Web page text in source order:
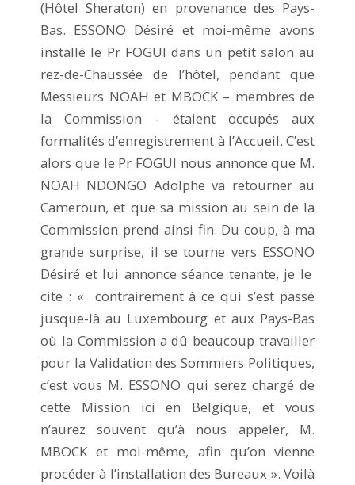
(Hôtel Sheraton) en provenance des Pays-
Bas. ESSONO Désiré et moi-même avons
installé le Pr FOGUI dans un petit salon au
rez-de-Chaussée de l’hôtel, pendant que
Messieurs NOAH et MBOCK – membres de
la Commission - étaient occupés aux
formalités d’enregistrement à l’Accueil. C’est
alors que le Pr FOGUI nous annonce que M.
NOAH NDONGO Adolphe va retourner au
Cameroun, et que sa mission au sein de la
Commission prend ainsi fin. Du coup, à ma
grande surprise, il se tourne vers ESSONO
Désiré et lui annonce séance tenante, je le
cite : « contrairement à ce qui s’est passé
jusque-là au Luxembourg et aux Pays-Bas
où la Commission a dû beaucoup travailler
pour la Validation des Sommiers Politiques,
c’est vous M. ESSONO qui serez chargé de
cette Mission ici en Belgique, et vous
n’aurez souvent qu’à nous appeler, M.
MBOCK et moi-même, afin qu’on vienne
procéder à l’installation des Bureaux ». Voilà